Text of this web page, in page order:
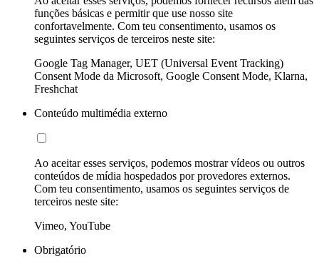
funções básicas e permitir que use nosso site
confortavelmente. Com teu consentimento, usamos os
seguintes serviços de terceiros neste site:
Google Tag Manager, UET (Universal Event Tracking)
Consent Mode da Microsoft, Google Consent Mode, Klarna,
Freshchat
Conteúdo multimédia externo
Ao aceitar esses serviços, podemos mostrar vídeos ou outros
conteúdos de mídia hospedados por provedores externos.
Com teu consentimento, usamos os seguintes serviços de
terceiros neste site:
Vimeo, YouTube
Obrigatório